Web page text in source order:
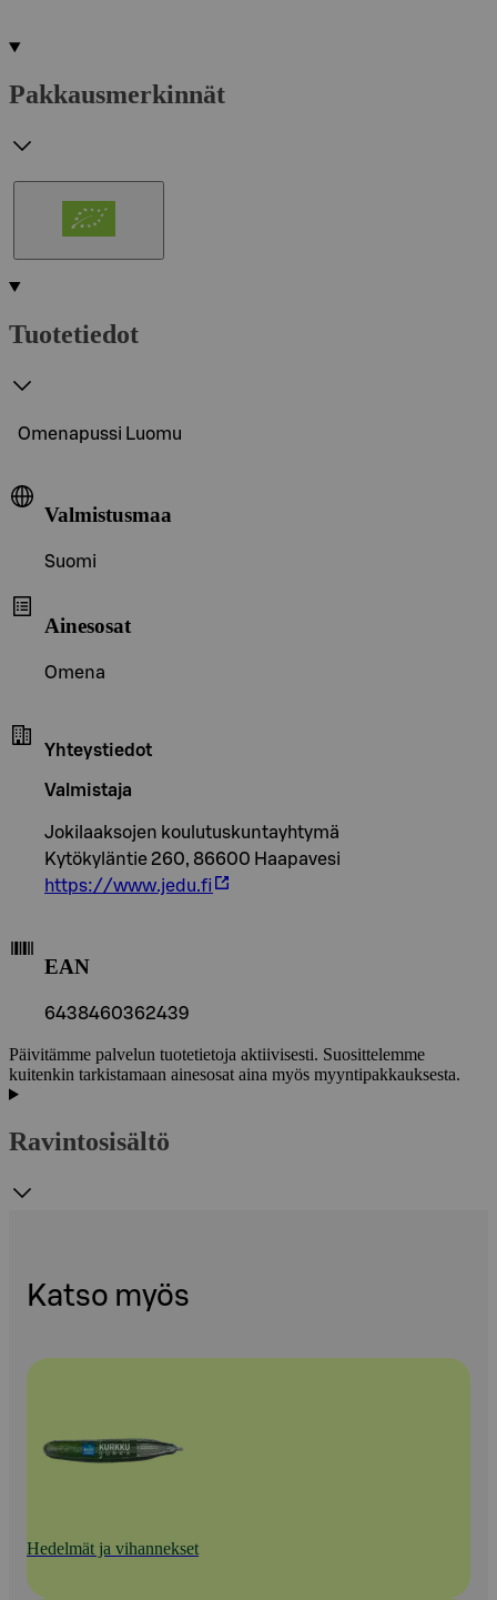
Pakkausmerkinnät
Tuotetiedot
Omenapussi Luomu
Valmistusmaa
Suomi
Ainesosat
Omena
Yhteystiedot
Valmistaja
Jokilaaksojen koulutuskuntayhtymä
Kytökyläntie 260, 86600 Haapavesi
https://www.jedu.fi
EAN
6438460362439
Päivitämme palvelun tuotetietoja aktiivisesti. Suosittelemme
kuitenkin tarkistamaan ainesosat aina myös myyntipakkauksesta.
Ravintosisältö
Katso myös
Hedelmät ja vihannekset